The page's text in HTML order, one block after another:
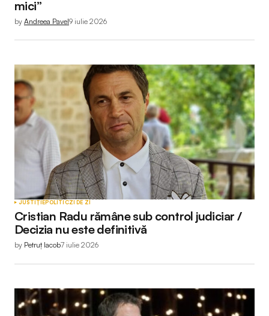
mici”
by Andreea Pavel9 iulie 2026
JUSTIȚIEPOLITICZI DE ZI
Cristian Radu rămâne sub control judiciar /
Decizia nu este definitivă
by Petruț Iacob7 iulie 2026